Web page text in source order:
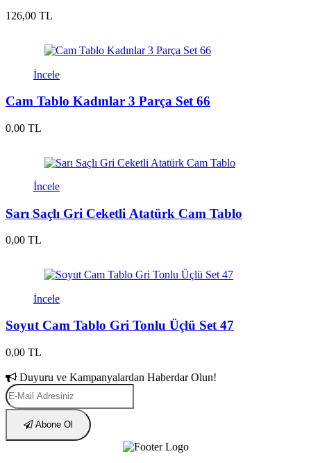
126,00 TL
İncele
Cam Tablo Kadınlar 3 Parça Set 66
0,00 TL
İncele
Sarı Saçlı Gri Ceketli Atatürk Cam Tablo
0,00 TL
İncele
Soyut Cam Tablo Gri Tonlu Üçlü Set 47
0,00 TL
Duyuru ve Kampanyalardan Haberdar Olun!
Abone Ol